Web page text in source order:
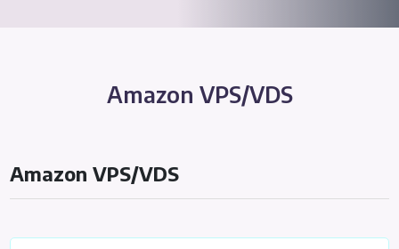
Amazon VPS/VDS
Amazon VPS/VDS